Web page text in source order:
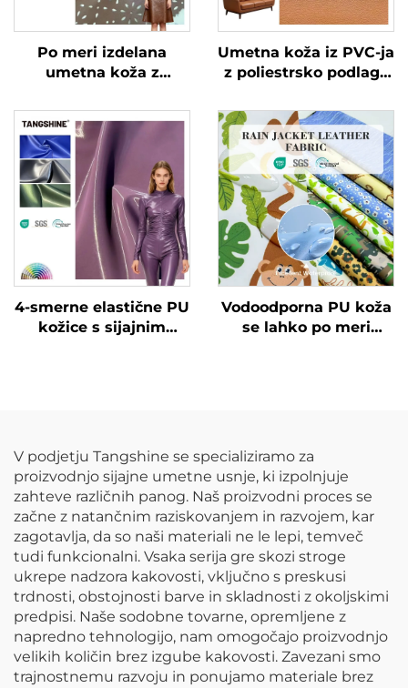
Po meri izdelana
umetna koža z
za oblačila in jakne
Umetna koža iz PVC-ja
z poliestrsko podlago
4-smerne elastične PU
kožice s sijajnim
Vodoodporna PU koža
se lahko po meri
V podjetju Tangshine se specializiramo za
proizvodnjo sijajne umetne usnje, ki izpolnjuje
zahteve različnih panog. Naš proizvodni proces se
začne z natančnim raziskovanjem in razvojem, kar
zagotavlja, da so naši materiali ne le lepi, temveč
tudi funkcionalni. Vsaka serija gre skozi stroge
ukrepe nadzora kakovosti, vključno s preskusi
trdnosti, obstojnosti barve in skladnosti z okoljskimi
predpisi. Naše sodobne tovarne, opremljene z
napredno tehnologijo, nam omogočajo proizvodnjo
velikih količin brez izgube kakovosti. Zavezani smo
trajnostnemu razvoju in ponujamo materiale brez